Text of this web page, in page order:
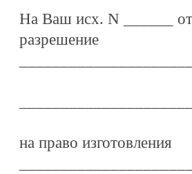
На Ваш исх. N ______
разрешение
на право изготовления